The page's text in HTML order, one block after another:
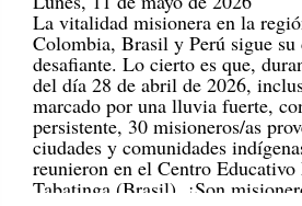
Colombia, Brasil y Perú sigue
desafiante. Lo cierto es que,
del día 28 de abril de 2026,
marcado por una lluvia fuerte,
persistente, 30 misioneros/as
ciudades y comunidades
reunieron en el Centro
Tabatinga (Brasil). ¡Son
portadores/as de esperanza! [